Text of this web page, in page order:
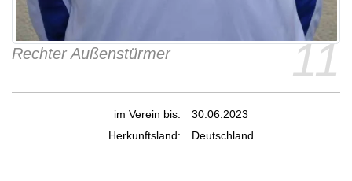
11
Rechter Außenstürmer
im Verein bis:
30.06.2023
Herkunftsland:
Deutschland